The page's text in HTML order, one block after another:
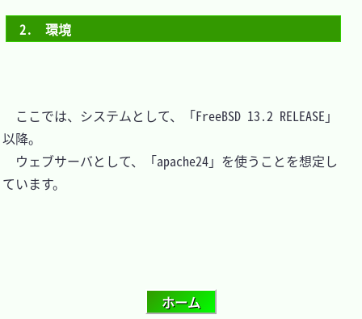
2.　環境
ここでは、システムとして、「FreeBSD 13.2 RELEASE」
以降。
ウェブサーバとして、「apache24」を使うことを想定し
ています。